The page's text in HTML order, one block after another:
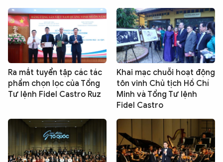
Ra mắt tuyển tập các tác
phẩm chọn lọc của Tổng
Tư lệnh Fidel Castro Ruz
Khai mạc chuỗi hoạt động
tôn vinh Chủ tịch Hồ Chí
Minh và Tổng Tư lệnh
Fidel Castro